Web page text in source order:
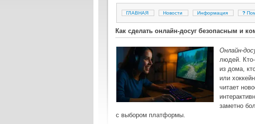
ГЛАВНАЯ Новости Информация ?
Как сделать онлайн-досуг безопасным и
Онлайн-
людей.
из дома,
или
читает
заметно
с выбором платформы.